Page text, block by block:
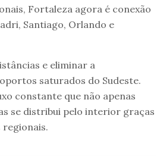
Fortaleza agora é conexão
Santiago, Orlando e
e eliminar a
saturados do Sudeste.
constante que não apenas
se distribui pelo interior graças
regionais.